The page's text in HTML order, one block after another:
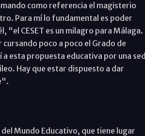
como referencia el magisterio
Para mí lo fundamental es poder
"el CESET es un milagro para Málaga.
poco a poco el Grado de
esta propuesta educativa por una sed
Hay que estar dispuesto a dar
Mundo Educativo, que tiene lugar